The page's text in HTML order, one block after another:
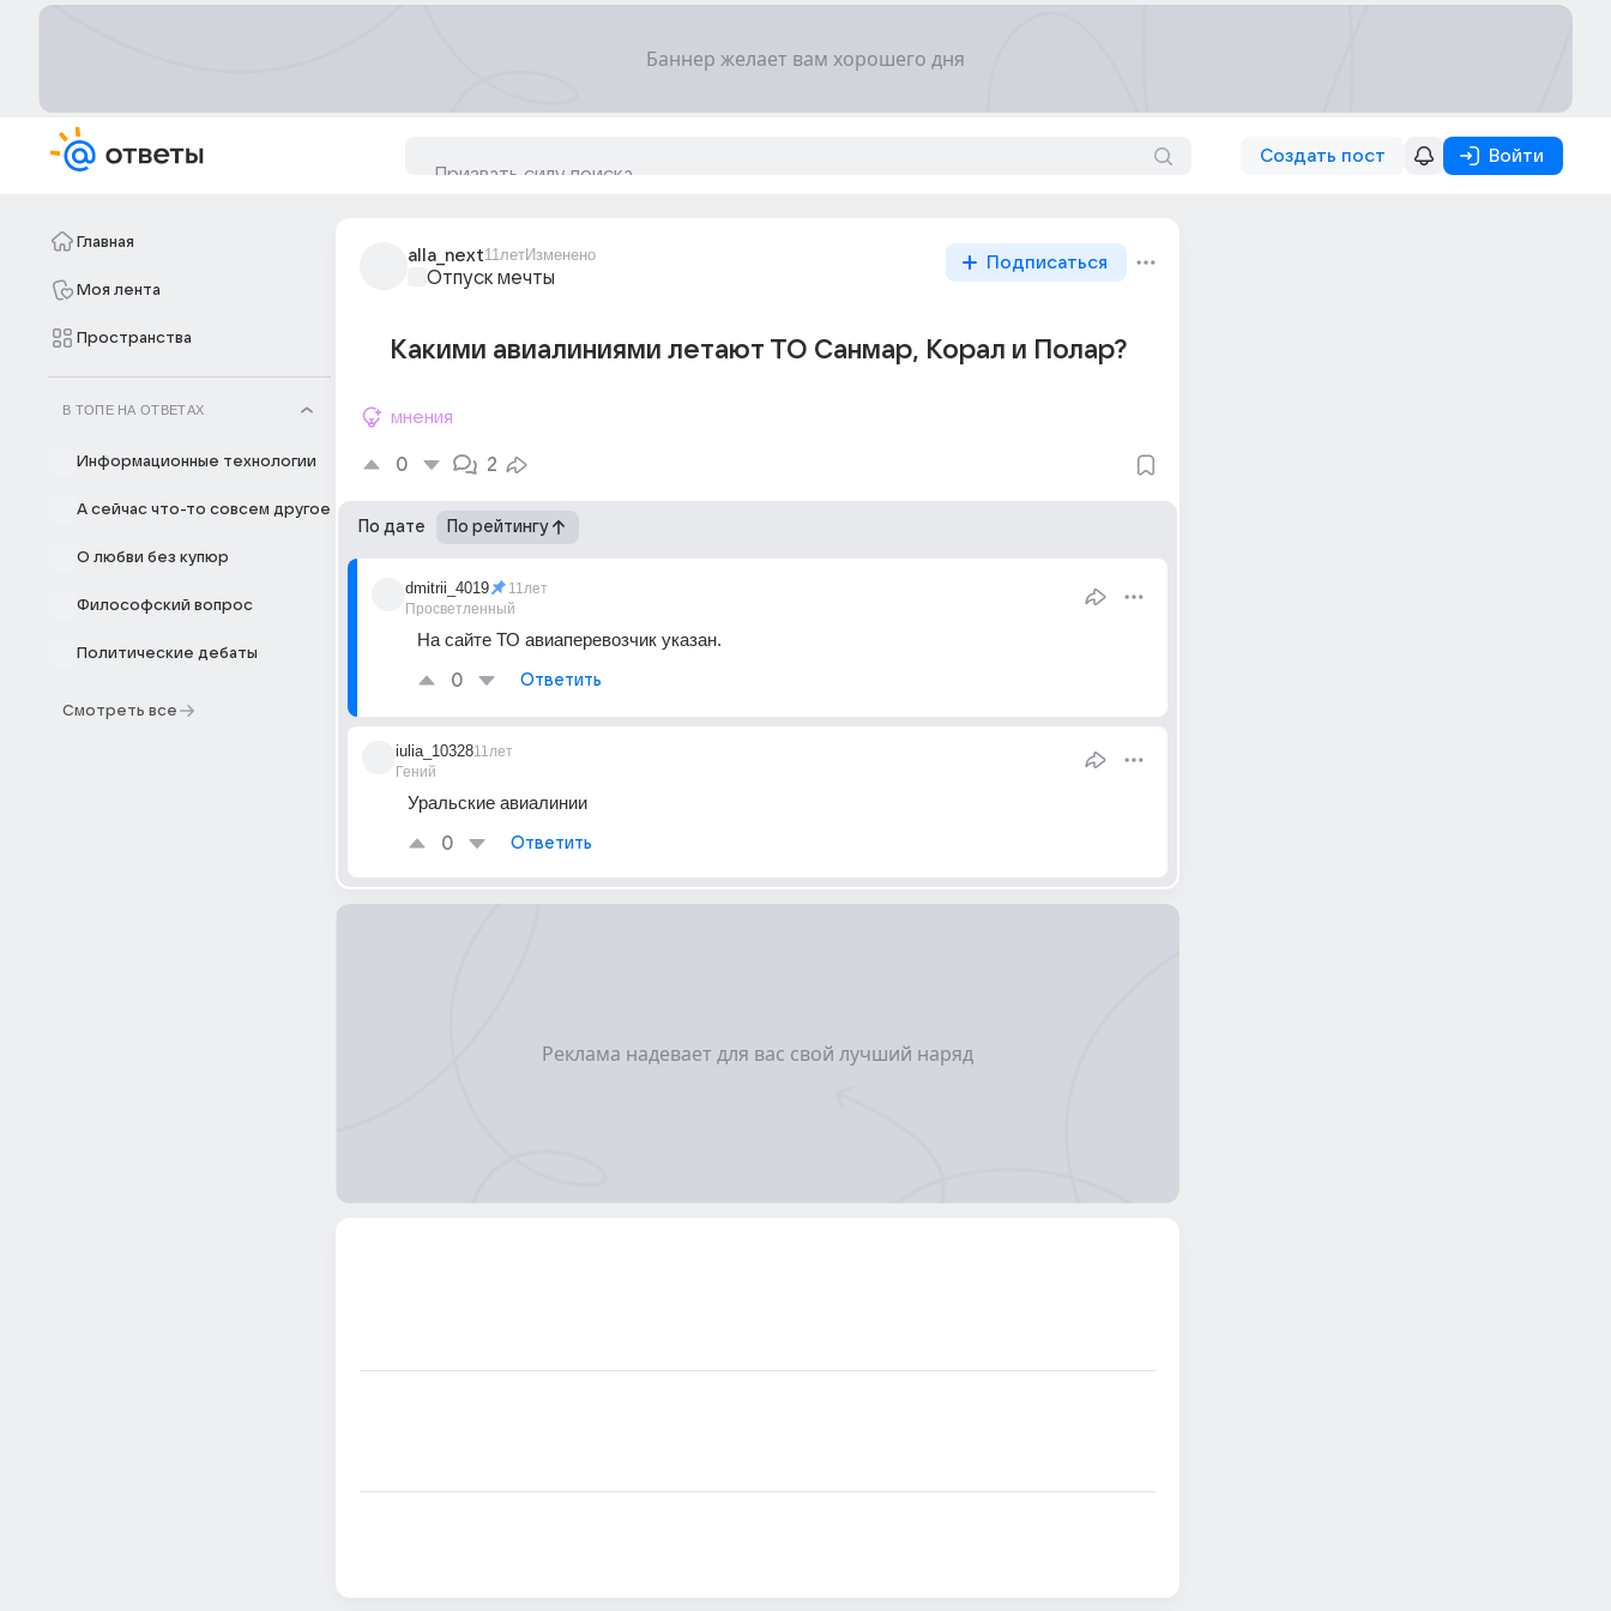
Создать пост Войти
Главная
Моя лента
Пространства
В ТОПЕ НА ОТВЕТАХ
Информационные технологии
А сейчас что-то совсем другое
О любви без купюр
Философский вопрос
Политические дебаты
Смотреть все
alla_next11летИзменено
Отпуск мечты
Подписаться
Какими авиалиниями летают ТО Санмар, Корал и Полар?
мнения
0 2
По дате По рейтингу
dmitrii_4019
Просветленный
11лет
На сайте ТО авиаперевозчик указан.
0 Ответить
iulia_10328
Гений
11лет
Уральские авиалинии
0 Ответить